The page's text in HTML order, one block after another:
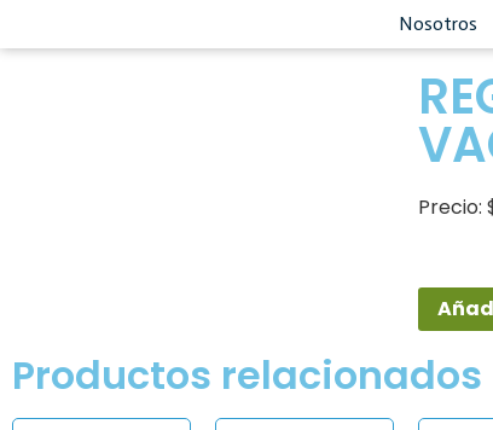
Nosotros
Precio:
Productos relacionados